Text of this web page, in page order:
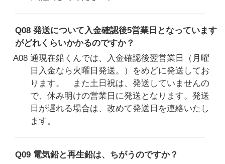
Q08 発送について入金確認後5営業日となっています
がどれくらいかかるのですか？
A08 通現在鉛くんでは、入金確認後翌営業日（月曜
日入金なら火曜日発送。）をめどに発送してお
ります。 また土日祝は、発送していませんの
で、休み明けの営業日に発送となります。発送
日が遅れる場合は、改めて発送日を連絡いたし
ます。
Q09 電気鉛と再生鉛は、ちがうのですか？